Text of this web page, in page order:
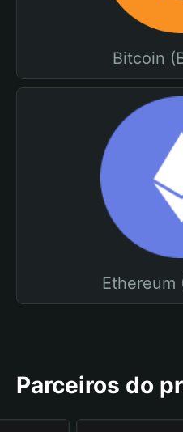
Bitcoin
Ethereum
Parceiros do